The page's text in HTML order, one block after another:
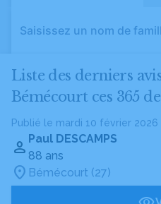
Liste des derniers
Bémécourt ces 365
Publié le mardi 10 février 2026
Paul DESCAMPS
88 ans
Bémécourt (27)